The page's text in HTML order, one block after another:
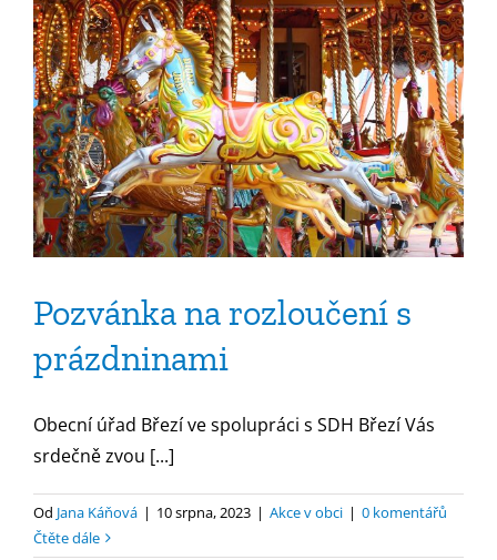
Pozvánka na rozloučení s
prázdninami
Obecní úřad Březí ve spolupráci s SDH Březí Vás
srdečně zvou [...]
Od Jana Káňová | 10 srpna, 2023 | Akce v obci | 0 komentářů
Čtěte dále